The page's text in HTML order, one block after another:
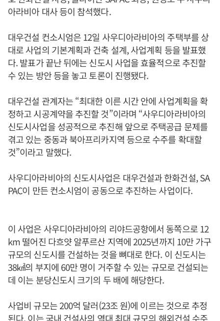
아라비아 대사 등이 참석했다.
대우건설 컨소시엄은 12일 사우디아라비아의 주택부를 상
대로 사업의 기본계획과 건축 설계, 사업계획 등을 발표했
다. 발표가 끝난 뒤에는 신도시 사업을 효율적으로 추진할
수 있는 방안 등을 놓고 토론이 진행됐다.
대우건설 관계자는 “최대한 이른 시간 안에 사업계획을 확
정하고 시공계약을 추진할 것”이라며 “사우디아라비아의
신도시사업을 성공적으로 추진해 앞으로 주택공급 문제를
겪고 있는 중동과 북아프리카지역 등으로 수주를 확대할
것”이라고 말했다.
사우디아라비아의 신도시사업은 대우건설과 한화건설, SA
PAC이 만든 컨소시엄이 공동으로 추진하는 사업이다.
이 사업은 사우디아라비아의 리야드공항에서 동쪽으로 12
km 떨어진 다흐얏 알푸르산 지역에 2025년까지 10만 가구
규모의 신도시를 건설하는 것을 뼈대로 한다. 이 신도시는
38㎢의 부지에 60만 명이 거주할 수 있는 규모로 건설되는
데 이는 분당신도시 크기의 두 배에 해당한다.
사업비 규모는 200억 달러(23조 원)에 이르는 것으로 추정
된다. 이는 국내 건설사의 역대 최대 규모의 해외건설 수주